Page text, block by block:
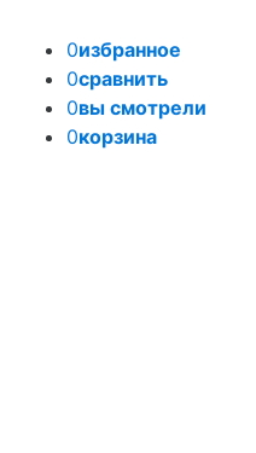
0избранное
0сравнить
0вы смотрели
0корзина